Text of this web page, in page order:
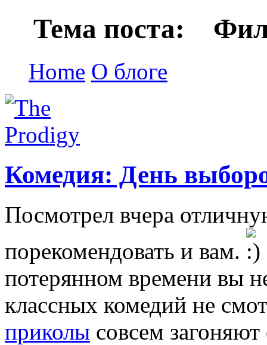
Тема поста:
Home О блоге
Комедия: День
Посмотрел вчера
порекомендовать и вам.
потерянном времени вы
классных комедий не
приколы совсем